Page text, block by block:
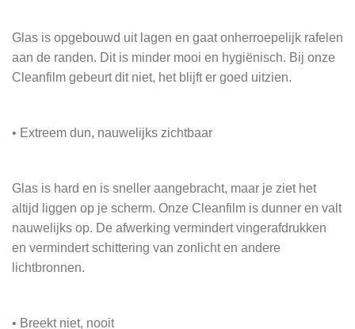
Glas is opgebouwd uit lagen en gaat onherroepelijk rafelen
aan de randen. Dit is minder mooi en hygiënisch. Bij onze
Cleanfilm gebeurt dit niet, het blijft er goed uitzien.
• Extreem dun, nauwelijks zichtbaar
Glas is hard en is sneller aangebracht, maar je ziet het
altijd liggen op je scherm. Onze Cleanfilm is dunner en valt
nauwelijks op. De afwerking vermindert vingerafdrukken
en vermindert schittering van zonlicht en andere
lichtbronnen.
• Breekt niet, nooit